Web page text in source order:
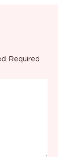
Required